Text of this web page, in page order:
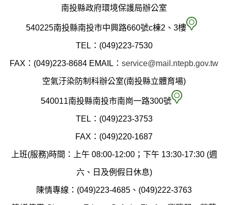
南投縣政府環境保護局辦公室
540225南投縣南投市中興路660號c棟2、3樓 南
縣
保
局
TEL：(049)223-7530
FAX：(049)223-8684 EMAIL： service@mail.ntepb.gov.tw
空氣汙染防制科辦公室(南投縣立體育場)
540011南投縣南投市南崗一路300號 空
染
制
TEL：(049)223-3753
FAX：(049)220-1687
上班(服務)時間：上午 08:00-12:00；下午 13:30-17:30 (週
六、日及例假日休息)
陳情專線：(049)223-4685、(049)222-3763